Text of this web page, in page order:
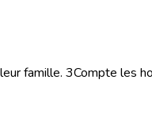
famille. 3Compte les